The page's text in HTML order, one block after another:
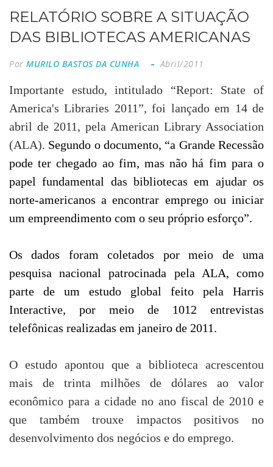
RELATÓRIO SOBRE A SITUAÇÃO
DAS BIBLIOTECAS AMERICANAS
Por MURILO BASTOS DA CUNHA Abril/2011
Importante estudo, intitulado “Report: State of
America's Libraries 2011”, foi lançado em 14 de
abril de 2011, pela American Library Association
(ALA). Segundo o documento, “a Grande Recessão
pode ter chegado ao fim, mas não há fim para o
papel fundamental das bibliotecas em ajudar os
norte-americanos a encontrar emprego ou iniciar
um empreendimento com o seu próprio esforço”.
Os dados foram coletados por meio de uma
pesquisa nacional patrocinada pela ALA, como
parte de um estudo global feito pela Harris
Interactive, por meio de 1012 entrevistas
telefônicas realizadas em janeiro de 2011.
O estudo apontou que a biblioteca acrescentou
mais de trinta milhões de dólares ao valor
econômico para a cidade no ano fiscal de 2010 e
que também trouxe impactos positivos no
desenvolvimento dos negócios e do emprego.